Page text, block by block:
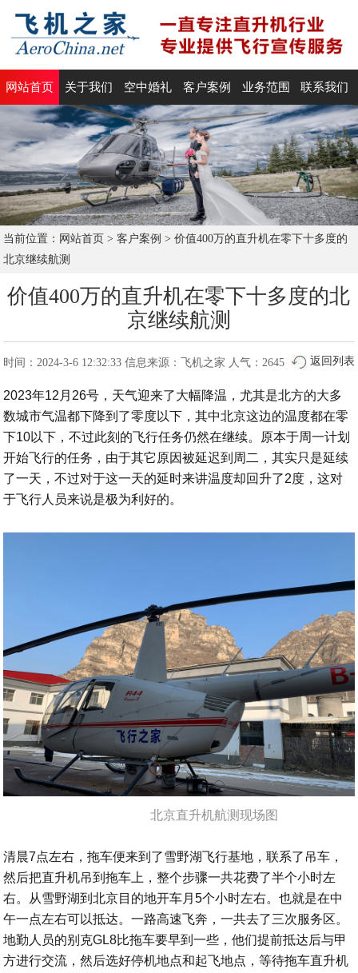
网站首页 关于我们 空中婚礼 客户案例 业务范围 联系我们
当前位置： 网站首页 >客户案例 >价值400万的直升机在零下十多度的
北京继续航测
价值400万的直升机在零下十多度的北
京继续航测
返回列表
时间：2024-3-6 12:32:33 信息来源：飞机之家 人气：2645
2023年12月26号，天气迎来了大幅降温，尤其是北方的大多
数城市气温都下降到了零度以下，其中北京这边的温度都在零
下10以下，不过此刻的飞行任务仍然在继续。原本于周一计划
开始飞行的任务，由于其它原因被延迟到周二，其实只是延续
了一天，不过对于这一天的延时来讲温度却回升了2度，这对
于飞行人员来说是极为利好的。
北京直升机航测现场图
清晨7点左右，拖车便来到了雪野湖飞行基地，联系了吊车，
然后把直升机吊到拖车上，整个步骤一共花费了半个小时左
右。从雪野湖到北京目的地开车月5个小时左右。也就是在中
午一点左右可以抵达。一路高速飞奔，一共去了三次服务区。
地勤人员的别克GL8比拖车要早到一些，他们提前抵达后与甲
方进行交流，然后选好停机地点和起飞地点，等待拖车直升机